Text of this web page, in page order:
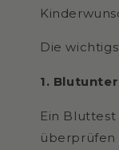
Die
1.
Ein
überprüfen